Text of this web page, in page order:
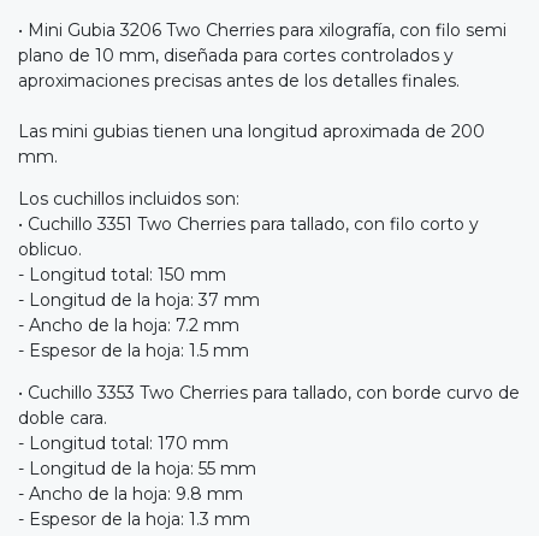
• Mini Gubia 3206 Two Cherries para xilografía, con filo semi
plano de 10 mm, diseñada para cortes controlados y
aproximaciones precisas antes de los detalles finales.
Las mini gubias tienen una longitud aproximada de 200
mm.
Los cuchillos incluidos son:
• Cuchillo 3351 Two Cherries para tallado, con filo corto y
oblicuo.
- Longitud total: 150 mm
- Longitud de la hoja: 37 mm
- Ancho de la hoja: 7.2 mm
- Espesor de la hoja: 1.5 mm
• Cuchillo 3353 Two Cherries para tallado, con borde curvo de
doble cara.
- Longitud total: 170 mm
- Longitud de la hoja: 55 mm
- Ancho de la hoja: 9.8 mm
- Espesor de la hoja: 1.3 mm